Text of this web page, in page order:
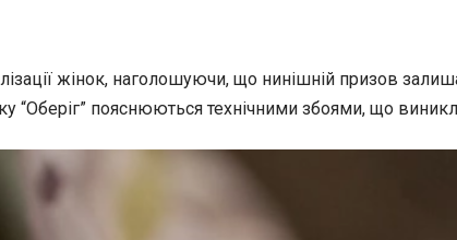
жінок, наголошуючи, що нинішній призов
“Оберіг” пояснюються технічними збоями, що